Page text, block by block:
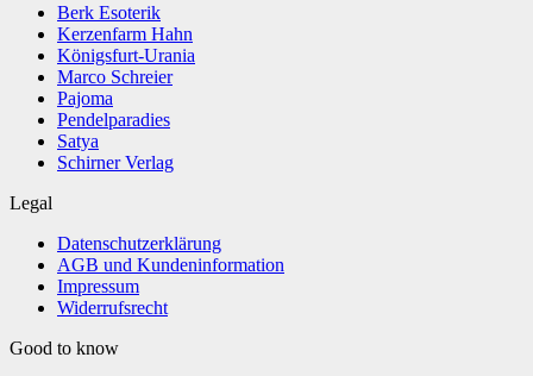
Berk Esoterik
Kerzenfarm Hahn
Königsfurt-Urania
Marco Schreier
Pajoma
Pendelparadies
Satya
Schirner Verlag
Legal
Datenschutzerklärung
AGB und Kundeninformation
Impressum
Widerrufsrecht
Good to know